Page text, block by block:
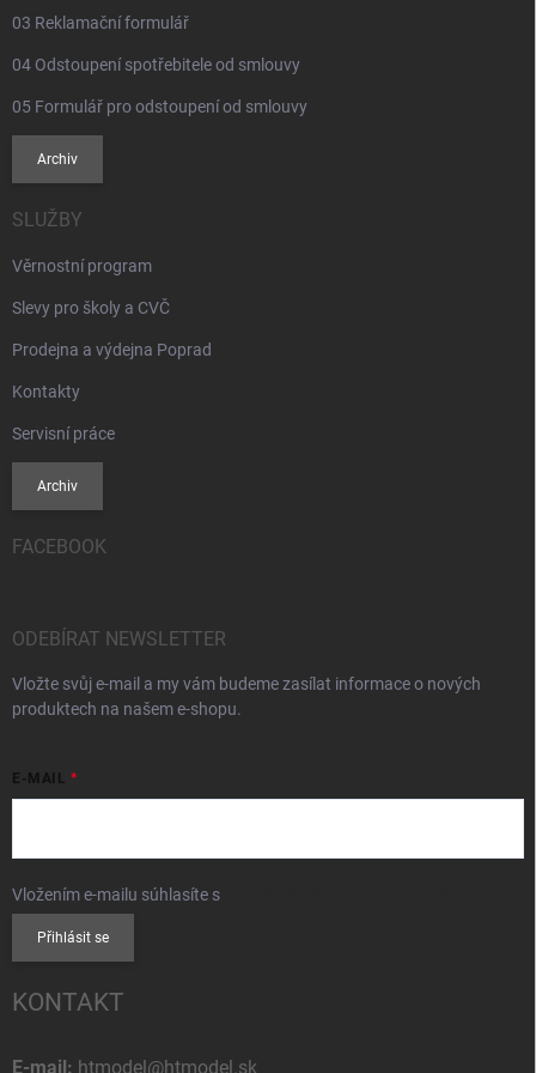
03 Reklamační formulář
04 Odstoupení spotřebitele od smlouvy
05 Formulář pro odstoupení od smlouvy
Archiv
SLUŽBY
Věrnostní program
Slevy pro školy a CVČ
Prodejna a výdejna Poprad
Kontakty
Servisní práce
Archiv
FACEBOOK
ODEBÍRAT NEWSLETTER
Vložte svůj e-mail a my vám budeme zasílat informace o nových
produktech na našem e-shopu.
E-MAIL
Vložením e-mailu súhlasíte s
Přihlásit se
KONTAKT
E-mail: htmodel@htmodel.sk